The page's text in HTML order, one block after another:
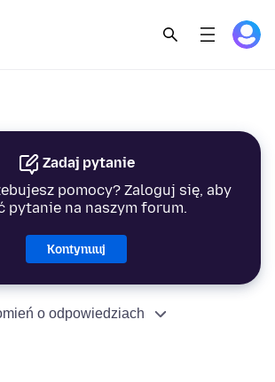
Zadaj pytanie
pomocy? Zaloguj się, aby
pytanie na naszym forum.
Kontynuuj
o odpowiedziach